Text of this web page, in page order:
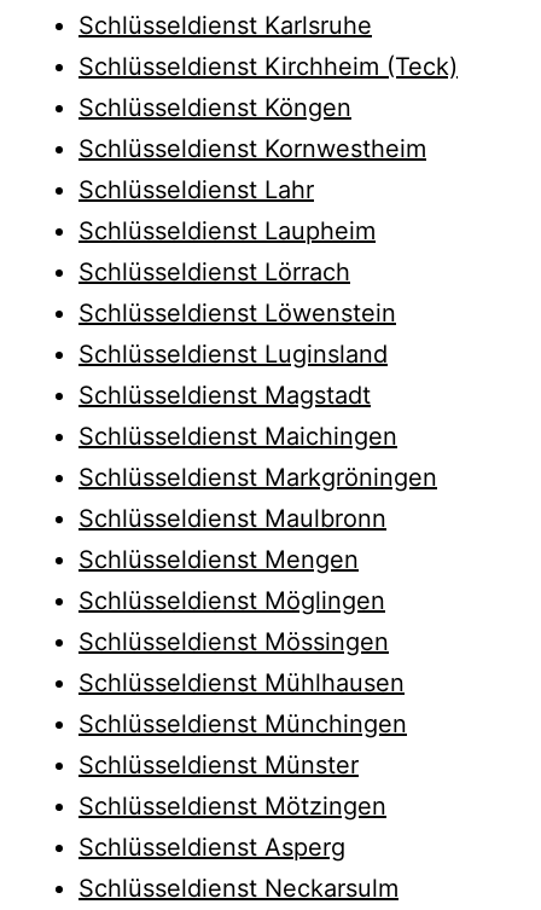
Schlüsseldienst Karlsruhe
Schlüsseldienst Kirchheim (Teck)
Schlüsseldienst Köngen
Schlüsseldienst Kornwestheim
Schlüsseldienst Lahr
Schlüsseldienst Laupheim
Schlüsseldienst Lörrach
Schlüsseldienst Löwenstein
Schlüsseldienst Luginsland
Schlüsseldienst Magstadt
Schlüsseldienst Maichingen
Schlüsseldienst Markgröningen
Schlüsseldienst Maulbronn
Schlüsseldienst Mengen
Schlüsseldienst Möglingen
Schlüsseldienst Mössingen
Schlüsseldienst Mühlhausen
Schlüsseldienst Münchingen
Schlüsseldienst Münster
Schlüsseldienst Mötzingen
Schlüsseldienst Asperg
Schlüsseldienst Neckarsulm